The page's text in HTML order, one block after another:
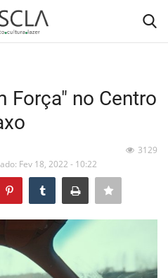
Força" no Centro
Fev 18, 2022 - 10:22
3129